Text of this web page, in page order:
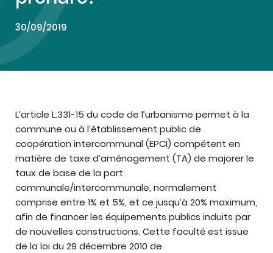
30/09/2019
L’article L.331-15 du code de l’urbanisme permet à la
commune ou à l’établissement public de
coopération intercommunal (EPCI) compétent en
matière de taxe d’aménagement (TA) de majorer le
taux de base de la part
communale/intercommunale, normalement
comprise entre 1% et 5%, et ce jusqu’à 20% maximum,
afin de financer les équipements publics induits par
de nouvelles constructions. Cette faculté est issue
de la loi du 29 décembre 2010 de